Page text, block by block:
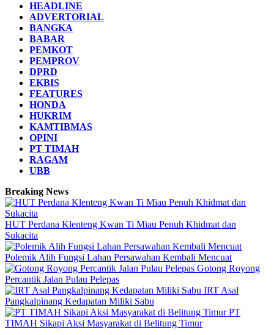
HEADLINE
ADVERTORIAL
BANGKA
BABAR
PEMKOT
PEMPROV
DPRD
EKBIS
FEATURES
HONDA
HUKRIM
KAMTIBMAS
OPINI
PT TIMAH
RAGAM
UBB
Breaking News
HUT Perdana Klenteng Kwan Ti Miau Penuh Khidmat dan
Sukacita
Polemik Alih Fungsi Lahan Persawahan Kembali Mencuat
Gotong Royong
Percantik Jalan Pulau Pelepas
IRT Asal
Pangkalpinang Kedapatan Miliki Sabu
PT
TIMAH Sikapi Aksi Masyarakat di Belitung Timur